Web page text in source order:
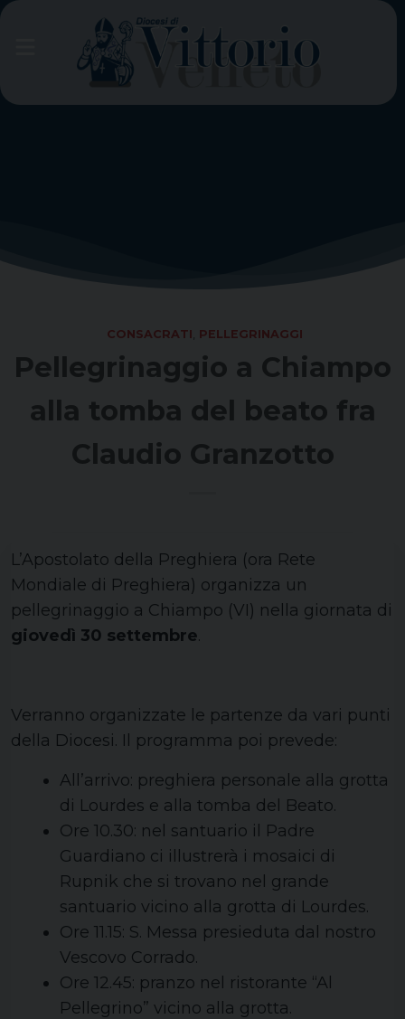
Skip
CONSACRATI PELLEGRINAGGI
Pellegrinaggio a Chiampo
alla tomba del beato fra
Claudio Granzotto
L’Apostolato della Preghiera (ora Rete
Mondiale di Preghiera) organizza un
pellegrinaggio a Chiampo (VI) nella giornata di
giovedì 30 settembre.
Verranno organizzate le partenze da vari punti
della Diocesi. Il programma poi prevede:
All’arrivo: preghiera personale alla grotta
di Lourdes e alla tomba del Beato.
Ore 10.30: nel santuario il Padre
Guardiano ci illustrerà i mosaici di
Rupnik che si trovano nel grande
santuario vicino alla grotta di Lourdes.
Ore 11.15: S. Messa presieduta dal nostro
Vescovo Corrado.
Ore 12.45: pranzo nel ristorante “Al
Pellegrino” vicino alla grotta.